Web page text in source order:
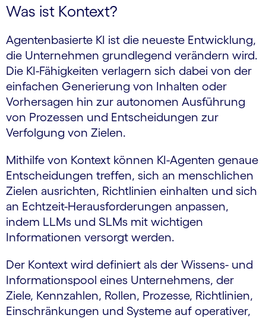
Was ist Kontext?
Agentenbasierte KI ist die neueste Entwicklung,
die Unternehmen grundlegend verändern wird.
Die KI-Fähigkeiten verlagern sich dabei von der
einfachen Generierung von Inhalten oder
Vorhersagen hin zur autonomen Ausführung
von Prozessen und Entscheidungen zur
Verfolgung von Zielen.
Mithilfe von Kontext können KI-Agenten genaue
Entscheidungen treffen, sich an menschlichen
Zielen ausrichten, Richtlinien einhalten und sich
an Echtzeit-Herausforderungen anpassen,
indem LLMs und SLMs mit wichtigen
Informationen versorgt werden.
Der Kontext wird definiert als der Wissens- und
Informationspool eines Unternehmens, der
Ziele, Kennzahlen, Rollen, Prozesse, Richtlinien,
Einschränkungen und Systeme auf operativer,